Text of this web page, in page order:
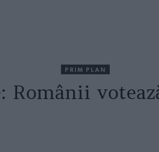
PRIM PLAN
Românii